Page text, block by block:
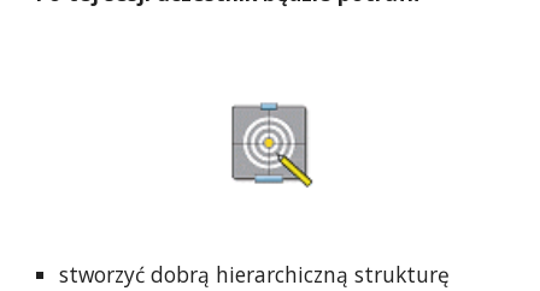
stworzyć dobrą hierarchiczną strukturę